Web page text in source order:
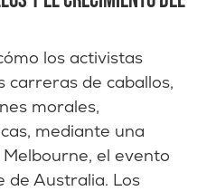
los activistas
carreras de caballos,
morales,
mediante una
el evento
de Australia. Los